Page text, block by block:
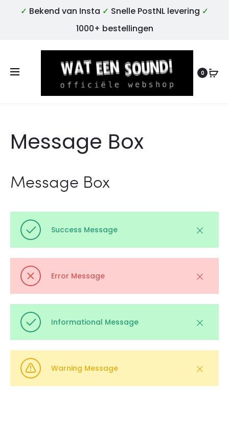
✓ Bekend van Insta ✓ Snelle PostNL levering ✓
1000+ bestellingen
0
Message Box
Message Box
Success Message
Error Message
Informational Message
Warning Message